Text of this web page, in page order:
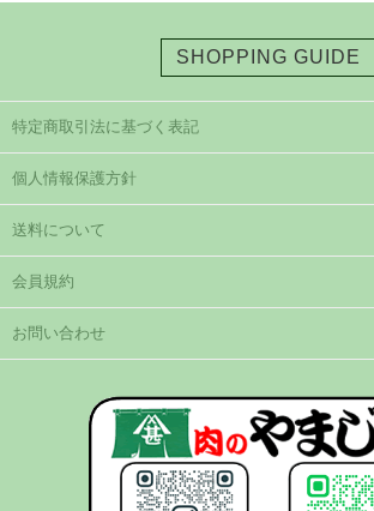
SHOPPING GUIDE
特定商取引法に基づく表記
個人情報保護方針
送料について
会員規約
お問い合わせ